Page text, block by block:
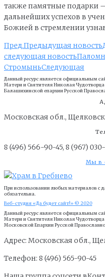
также памятные подарки
дальнейших успехов в
Божией в стремлении
Пред.Предыдущая новость
следующая новость
СтромыньСледующая
Данный ресурс является официальным
Матери и Cвятителя Николая
Балашихинской епархии Русской
Московская обл.,
8 (496) 566-90-45, 8 (967)
Мы в
При использовании любых материалов с
обязательна.
Веб-студия «Да будет сайт!» © 2020
Данный ресурс является официальным
Матери и Cвятителя Николая
Московской Епархии Русской
Адрес: Московская обл.,
Телефон: 8 (496) 565-90-45